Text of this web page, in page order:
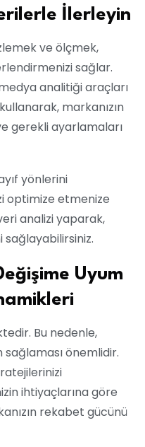
İlerleyin
ve ölçmek,
sağlar.
analitiği araçları
markanızın
gerekli ayarlamaları
yönlerini
optimize etmenize
analizi yaparak,
sağlayabilirsiniz.
Uyum
Bu nedenle,
sağlaması önemlidir.
ihtiyaçlarına göre
rekabet gücünü